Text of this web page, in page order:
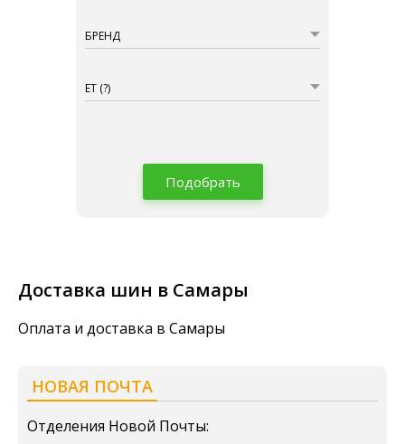
БРЕНД
ET (?)
Подобрать
Доставка шин в Самары
Оплата и доставка в Самары
НОВАЯ ПОЧТА
Отделения Новой Почты: